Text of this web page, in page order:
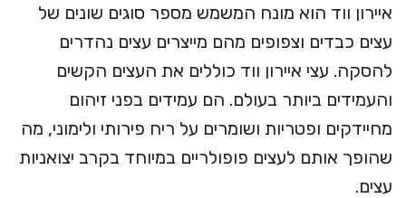
איירון ווד הוא מונח המשמש מספר סוגים שונים של
עצים כבדים וצפופים מהם מייצרים עצים נהדרים
להסקה. עצי איירון ווד כוללים את העצים הקשים
והעמידים ביותר בעולם. הם עמידים בפני זיהום
מחיידקים ופטריות ושומרים על ריח פירותי ולימוני, מה
שהופך אותם לעצים פופולריים במיוחד בקרב יצואניות
עצים.